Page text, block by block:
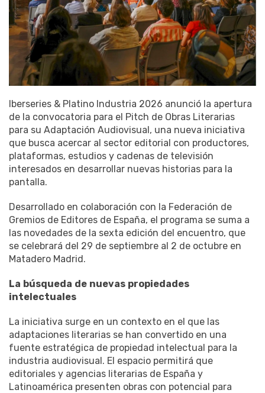
Iberseries & Platino Industria 2026 anunció la apertura
de la convocatoria para el Pitch de Obras Literarias
para su Adaptación Audiovisual, una nueva iniciativa
que busca acercar al sector editorial con productores,
plataformas, estudios y cadenas de televisión
interesados en desarrollar nuevas historias para la
pantalla.
Desarrollado en colaboración con la Federación de
Gremios de Editores de España, el programa se suma a
las novedades de la sexta edición del encuentro, que
se celebrará del 29 de septiembre al 2 de octubre en
Matadero Madrid.
La búsqueda de nuevas propiedades
intelectuales
La iniciativa surge en un contexto en el que las
adaptaciones literarias se han convertido en una
fuente estratégica de propiedad intelectual para la
industria audiovisual. El espacio permitirá que
editoriales y agencias literarias de España y
Latinoamérica presenten obras con potencial para